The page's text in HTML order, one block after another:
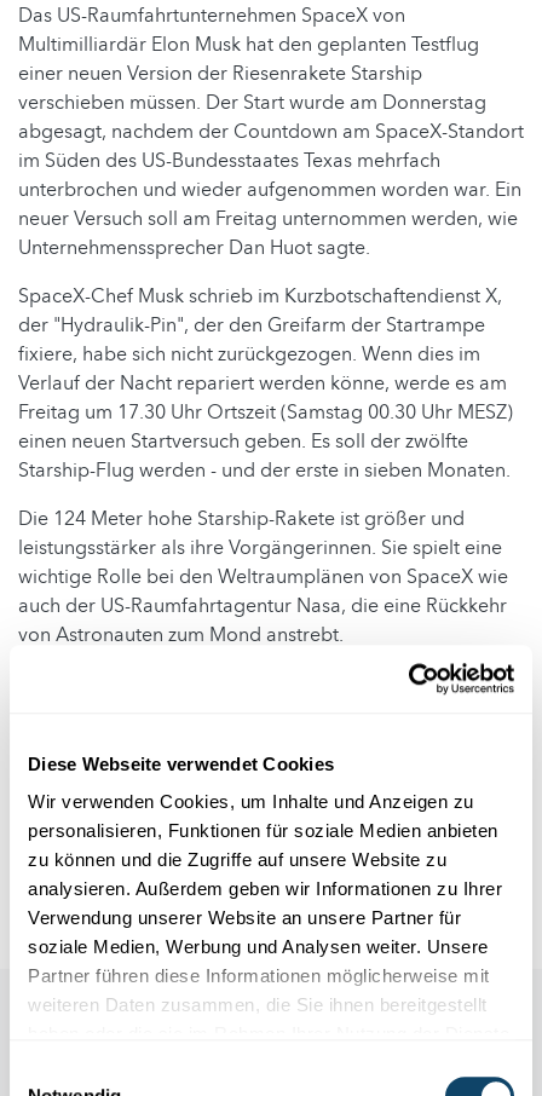
Diese Webseite verwendet Cookies
Wir verwenden Cookies, um Inhalte und Anzeigen zu
personalisieren, Funktionen für soziale Medien anbieten
zu können und die Zugriffe auf unsere Website zu
analysieren. Außerdem geben wir Informationen zu Ihrer
Verwendung unserer Website an unsere Partner für
soziale Medien, Werbung und Analysen weiter. Unsere
Partner führen diese Informationen möglicherweise mit
weiteren Daten zusammen, die Sie ihnen bereitgestellt
Das US-Raumfahrtunternehmen SpaceX von
Multimilliardär Elon Musk hat den geplanten Testflug
einer neuen Version der Riesenrakete Starship
verschieben müssen. Der Start wurde am Donnerstag
abgesagt, nachdem der Countdown am SpaceX-Standort
im Süden des US-Bundesstaates Texas mehrfach
unterbrochen und wieder aufgenommen worden war. Ein
neuer Versuch soll am Freitag unternommen werden, wie
Unternehmenssprecher Dan Huot sagte.
SpaceX-Chef Musk schrieb im Kurzbotschaftendienst X,
der "Hydraulik-Pin", der den Greifarm der Startrampe
fixiere, habe sich nicht zurückgezogen. Wenn dies im
Verlauf der Nacht repariert werden könne, werde es am
Freitag um 17.30 Uhr Ortszeit (Samstag 00.30 Uhr MESZ)
einen neuen Startversuch geben. Es soll der zwölfte
Starship-Flug werden - und der erste in sieben Monaten.
Die 124 Meter hohe Starship-Rakete ist größer und
leistungsstärker als ihre Vorgängerinnen. Sie spielt eine
wichtige Rolle bei den Weltraumplänen von SpaceX wie
auch der US-Raumfahrtagentur Nasa, die eine Rückkehr
von Astronauten zum Mond anstrebt.
Starship-Tests sind immer wieder in spektakulären
Erst am Mittwoch hatte SpaceX Pläne für seinen
geplanten Rekord-Börsengang bekanntgegeben. Das
Aktiendebüt des Raketen- und Satellitenbauers könnte
sämtliche Börsengänge der Geschichte in den Schatten
stellen.